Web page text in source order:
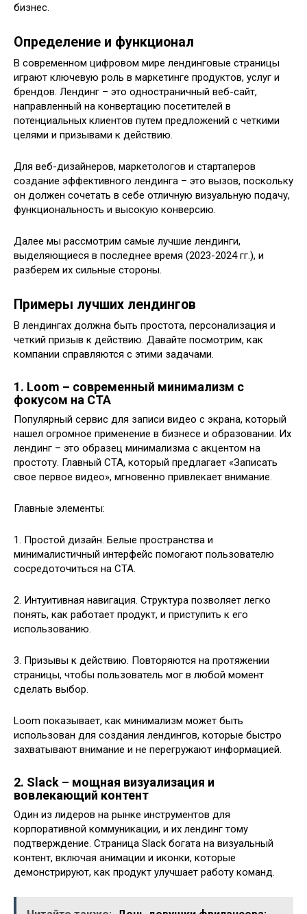
бизнес.
Определение и функционал
В современном цифровом мире лендинговые страницы
играют ключевую роль в маркетинге продуктов, услуг и
брендов. Лендинг – это одностраничный веб-сайт,
направленный на конвертацию посетителей в
потенциальных клиентов путем предложений с четкими
целями и призывами к действию.
Для веб-дизайнеров, маркетологов и стартаперов
создание эффективного лендинга – это вызов, поскольку
он должен сочетать в себе отличную визуальную подачу,
функциональность и высокую конверсию.
Далее мы рассмотрим самые лучшие лендинги,
выделяющиеся в последнее время (2023-2024 гг.), и
разберем их сильные стороны.
Примеры лучших лендингов
В лендингах должна быть простота, персонализация и
четкий призыв к действию. Давайте посмотрим, как
компании справляются с этими задачами.
1. Loom – современный минимализм с
фокусом на CTA
Популярный сервис для записи видео с экрана, который
нашел огромное применение в бизнесе и образовании. Их
лендинг – это образец минимализма с акцентом на
простоту. Главный CTA, который предлагает «Записать
свое первое видео», мгновенно привлекает внимание.
Главные элементы:
1. Простой дизайн. Белые пространства и
минималистичный интерфейс помогают пользователю
сосредоточиться на CTA.
2. Интуитивная навигация. Структура позволяет легко
понять, как работает продукт, и приступить к его
использованию.
3. Призывы к действию. Повторяются на протяжении
страницы, чтобы пользователь мог в любой момент
сделать выбор.
Loom показывает, как минимализм может быть
использован для создания лендингов, которые быстро
захватывают внимание и не перегружают информацией.
2. Slack – мощная визуализация и
вовлекающий контент
Один из лидеров на рынке инструментов для
корпоративной коммуникации, и их лендинг тому
подтверждение. Страница Slack богата на визуальный
контент, включая анимации и иконки, которые
демонстрируют, как продукт улучшает работу команд.